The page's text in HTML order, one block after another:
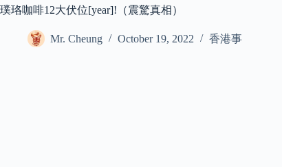
璞珞咖啡12大伏位[year]!（震驚真相）
Mr. Cheung October 19, 2022 香港事